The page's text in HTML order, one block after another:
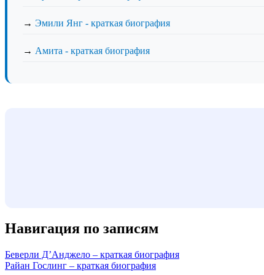
→ Эмили Янг - краткая биография
→ Амита - краткая биография
Навигация по записям
Беверли Д’Анджело – краткая биография
Райан Гослинг – краткая биография